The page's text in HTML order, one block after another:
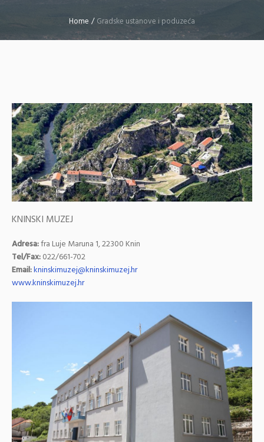
Home /Gradske ustanove i poduzeća
KNINSKI MUZEJ
Adresa:fra Luje Maruna 1, 22300 Knin
Tel/Fax:022/661-702
Email:kninskimuzej@kninskimuzej.hr
www.kninskimuzej.hr